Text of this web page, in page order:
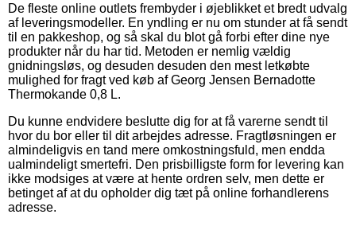
De fleste online outlets frembyder i øjeblikket et bredt udvalg
af leveringsmodeller. En yndling er nu om stunder at få sendt
til en pakkeshop, og så skal du blot gå forbi efter dine nye
produkter når du har tid. Metoden er nemlig vældig
gnidningsløs, og desuden desuden den mest letkøbte
mulighed for fragt ved køb af Georg Jensen Bernadotte
Thermokande 0,8 L.
Du kunne endvidere beslutte dig for at få varerne sendt til
hvor du bor eller til dit arbejdes adresse. Fragtløsningen er
almindeligvis en tand mere omkostningsfuld, men endda
ualmindeligt smertefri. Den prisbilligste form for levering kan
ikke modsiges at være at hente ordren selv, men dette er
betinget af at du opholder dig tæt på online forhandlerens
adresse.